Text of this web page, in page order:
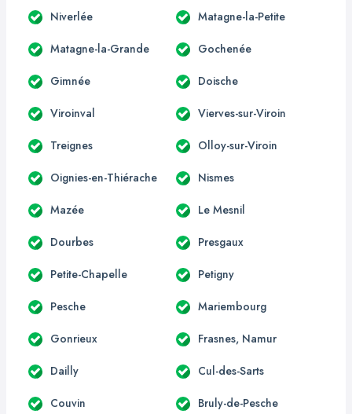
Niverlée Matagne-la-Petite
Matagne-la-Grande Gochenée
Gimnée Doische
Viroinval Vierves-sur-Viroin
Treignes Olloy-sur-Viroin
Oignies-en-Thiérache Nismes
Mazée Le Mesnil
Dourbes Presgaux
Petite-Chapelle Petigny
Pesche Mariembourg
Gonrieux Frasnes, Namur
Dailly Cul-des-Sarts
Couvin Bruly-de-Pesche